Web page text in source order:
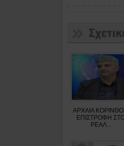
ΑΡΧΑΙΑ
ΕΠΙΣΤΡΟΦΗ
ΡΕΑΛ...